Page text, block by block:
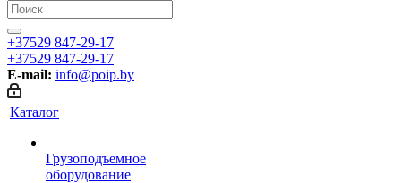
+37529 847-29-17‬
+37529 847-29-17‬
E-mail: info@poip.by
Каталог
Грузоподъемное
оборудование